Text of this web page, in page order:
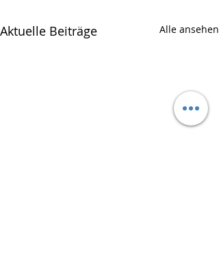
Aktuelle Beiträge Alle ansehen